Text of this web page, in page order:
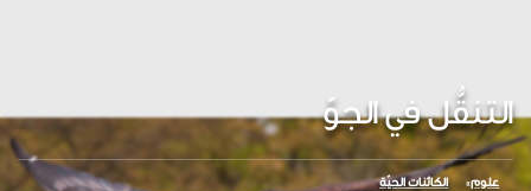
التنقُّل في الجوّ
علوم الكائنات الحيّة